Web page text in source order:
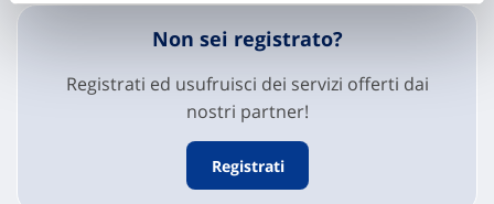
Non sei registrato?
Registrati ed usufruisci dei servizi offerti dai
nostri partner!
Registrati